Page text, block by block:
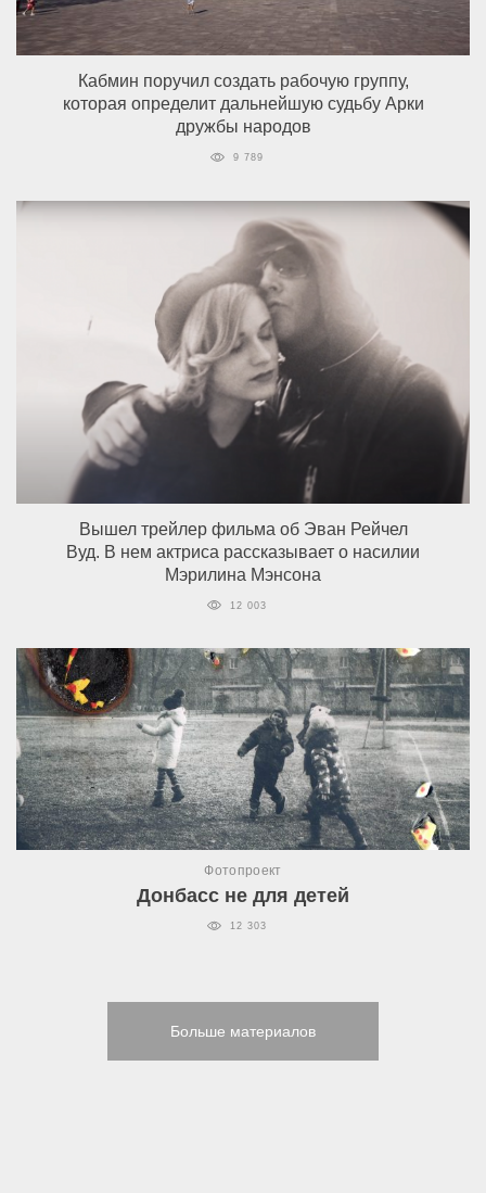
Кабмин поручил создать рабочую группу,
которая определит дальнейшую судьбу Арки
дружбы народов
9 789
Вышел трейлер фильма об Эван Рейчел
Вуд. В нем актриса рассказывает о насилии
Мэрилина Мэнсона
12 003
Фотопроект
Донбасс не для детей
12 303
Больше материалов